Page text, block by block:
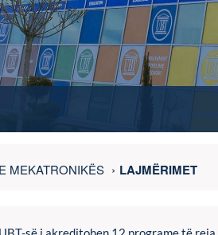
MEKATRONIKËS LAJMËRIMET